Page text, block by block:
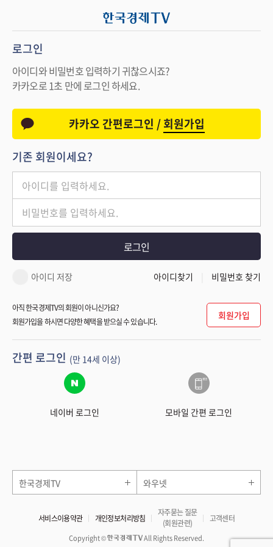
로그인
아이디와 비밀번호 입력하기 귀찮으시죠?
카카오로 1초 만에 로그인 하세요.
카카오 간편로그인 /회원가입
기존 회원이세요?
로그인
아이디 저장 아이디찾기 비밀번호 찾기
아직 한국경제TV의 회원이 아니신가요?
회원가입을 하시면 다양한 혜택을 받으실 수 있습니다.
회원가입
간편 로그인 (만 14세 이상)
네이버 로그인 모바일 간편 로그인
한국경제TV 와우넷
서비스이용약관 개인정보처리방침
자주묻는 질문
(회원관련)
고객센터
Copyright © All Rights Reserved.